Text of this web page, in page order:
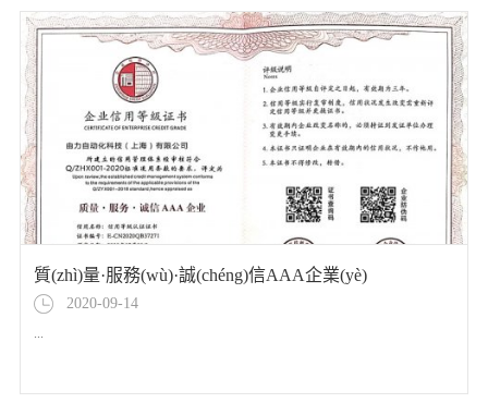
質(zhì)量·服務(wù)·誠(chéng)信AAA企業(yè)
2020-09-14
...